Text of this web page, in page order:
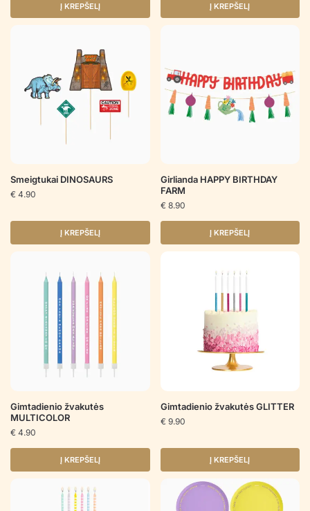
Į KREPŠELĮ Į KREPŠELĮ
Smeigtukai DINOSAURS
€ 4.90
Į KREPŠELĮ
Girlianda HAPPY BIRTHDAY
FARM
€ 8.90
Į KREPŠELĮ
Gimtadienio žvakutės
MULTICOLOR
€ 4.90
Į KREPŠELĮ
Gimtadienio žvakutės GLITTER
€ 9.90
Į KREPŠELĮ